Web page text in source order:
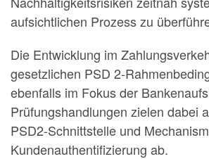
aufsichtlichen Prozess zu
Die Entwicklung im
gesetzlichen PSD 2-
ebenfalls im Fokus der
Prüfungshandlungen zielen dabei
PSD2-Schnitt­stelle und
Kundenauthen­tifizierung ab.